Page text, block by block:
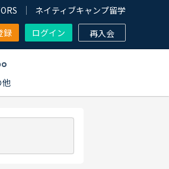
ネイティブキャンプ留学
録
ログイン 再入会
他